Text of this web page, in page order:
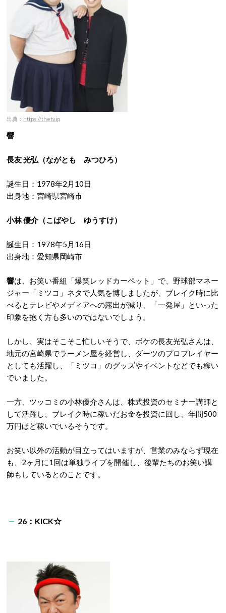
出典： https://thetv.jp
響
長友 光弘 （ながとも みつひろ）
誕生日：1978年2月10日
出身地：宮崎県宮崎市
小林 優介（こばやし ゆうすけ）
誕生日：1978年5月16日
出身地：愛知県岡崎市
響は、お笑い番組「爆笑レッドカーペット」で、野球部マネー
ジャー「ミツコ」ネタで人気を博しましたが、ブレイク時に比
べるとテレビやメディアへの露出が減り、「一発屋」といった
印象を抱く方も多いのではないでしょう。
しかし、実はそこそこ忙しいそうで、ボケの長友光弘さんは、
地元の宮崎県でラーメン屋を経営し、ダーツのプロプレイヤー
としても活躍し、「ミツコ」のグッズやイベントなどでも稼い
でいました。
一方、ツッコミの小林優介さんは、株式投資のセミナー講師と
して活躍し、ブレイク時に稼いだお金を投資に回し、年間500
万円ほど稼いでいるそうです。
お笑い以外の活動が目立ってはいますが、営業のみならず現在
も、2ヶ月に1回は単独ライブを開催し、後輩たちのお笑い講
師もしているとのことです。
26：KICK☆